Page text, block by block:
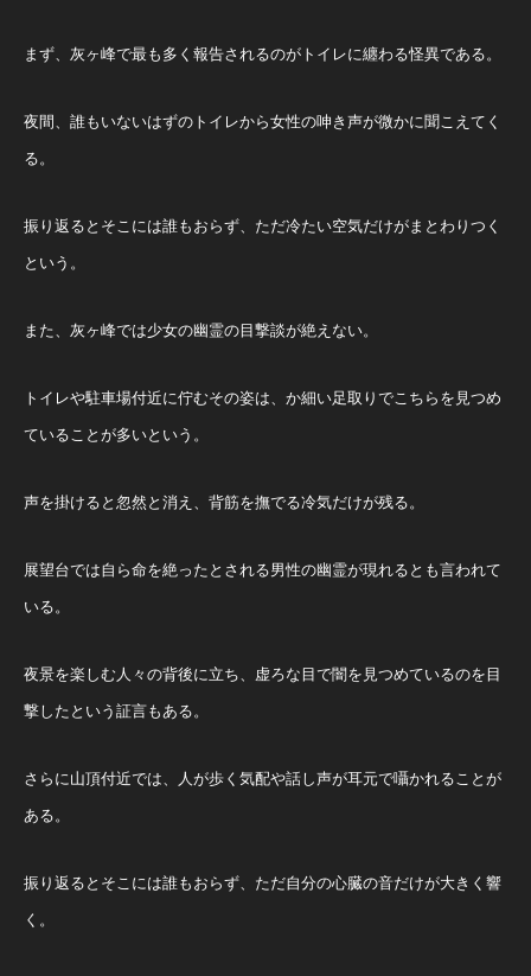
まず、灰ヶ峰で最も多く報告されるのがトイレに纏わる怪異である。
夜間、誰もいないはずのトイレから女性の呻き声が微かに聞こえてく
る。
振り返るとそこには誰もおらず、ただ冷たい空気だけがまとわりつく
という。
また、灰ヶ峰では少女の幽霊の目撃談が絶えない。
トイレや駐車場付近に佇むその姿は、か細い足取りでこちらを見つめ
ていることが多いという。
声を掛けると忽然と消え、背筋を撫でる冷気だけが残る。
展望台では自ら命を絶ったとされる男性の幽霊が現れるとも言われて
いる。
夜景を楽しむ人々の背後に立ち、虚ろな目で闇を見つめているのを目
撃したという証言もある。
さらに山頂付近では、人が歩く気配や話し声が耳元で囁かれることが
ある。
振り返るとそこには誰もおらず、ただ自分の心臓の音だけが大きく響
く。